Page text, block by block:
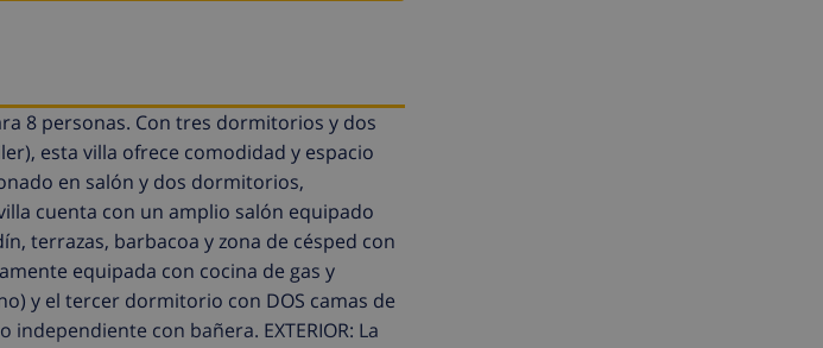
8 personas. Con tres dormitorios y dos
esta villa ofrece comodidad y espacio
en salón y dos dormitorios,
cuenta con un amplio salón equipado
terrazas, barbacoa y zona de césped con
equipada con cocina de gas y
y el tercer dormitorio con DOS camas de
con bañera. EXTERIOR: La